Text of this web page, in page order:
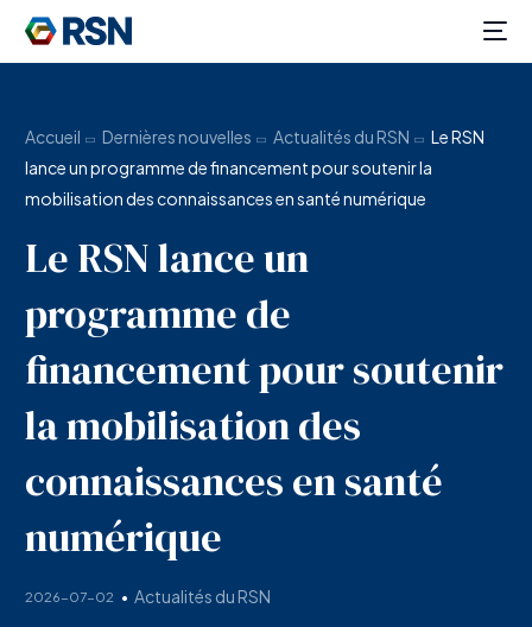
Accueil Dernières nouvelles Actualités du RSN
Le RSN
lance un programme de financement pour soutenir la
mobilisation des connaissances en santé numérique
Le RSN lance un
programme de
financement pour soutenir
la mobilisation des
connaissances en santé
numérique
2026-07-02 Actualités du RSN